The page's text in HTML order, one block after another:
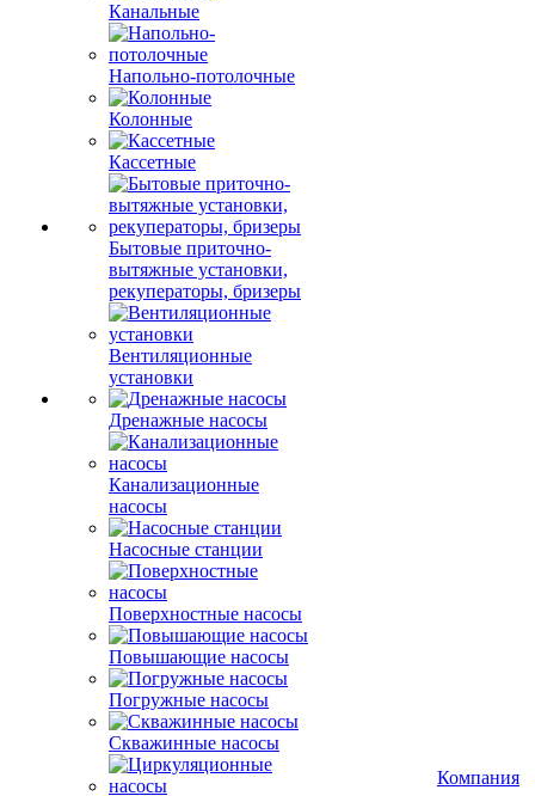
Канальные
Напольно-потолочные
Колонные
Кассетные
Бытовые приточно-
вытяжные установки,
рекуператоры, бризеры
Вентиляционные
установки
Дренажные насосы
Канализационные
насосы
Насосные станции
Поверхностные насосы
Повышающие насосы
Погружные насосы
Скважинные насосы
Компания